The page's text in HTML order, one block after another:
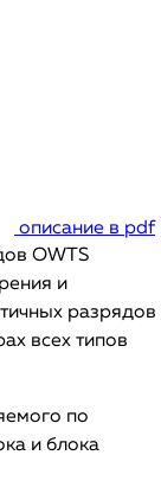
описание в pdf
OWTS
и
разрядов
всех типов
по
и блока